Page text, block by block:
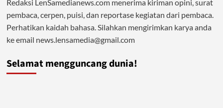
Redaksi LenSamedianews.com menerima kiriman opini, surat
pembaca, cerpen, puisi, dan reportase kegiatan dari pembaca.
Perhatikan kaidah bahasa. Silahkan mengirimkan karya anda
ke email news.lensamedia@gmail.com
Selamat mengguncang dunia!